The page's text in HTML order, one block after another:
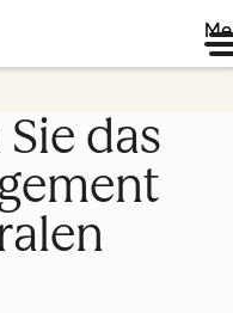
das